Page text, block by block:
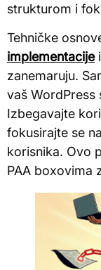
strukturom i
Tehničke
implementacijei
zanemaruju.
vaš
Izbegavajte
fokusirajte se
korisnika. Ovo
PAA boxovima